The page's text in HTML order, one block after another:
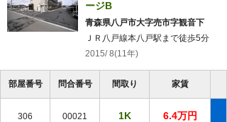
ージB
青森県八戸市大字売市字観音下
ＪＲ八戸線本八戸駅まで徒歩5分
2015/ 8(11年)
部屋番号 問合番号 間取り 家賃
306 00021 1K 6.4万円